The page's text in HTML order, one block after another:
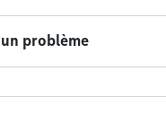
problème